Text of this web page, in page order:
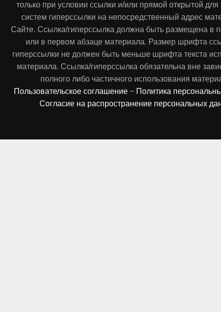
только при условии ссылки и/или прямой открытой
систем гиперссылки на непосредственный адрес
Сайте. Ссылка/гиперссылка должна быть размещена в
или в первом абзаце материала. Размер шрифта
гиперссылки не должен быть меньше шрифта текста
материала. Ссылка/гиперссылка обязательна вне
полного либо частичного использования
Пользовательское соглашение ~ Политика
Согласие на распространение персональных